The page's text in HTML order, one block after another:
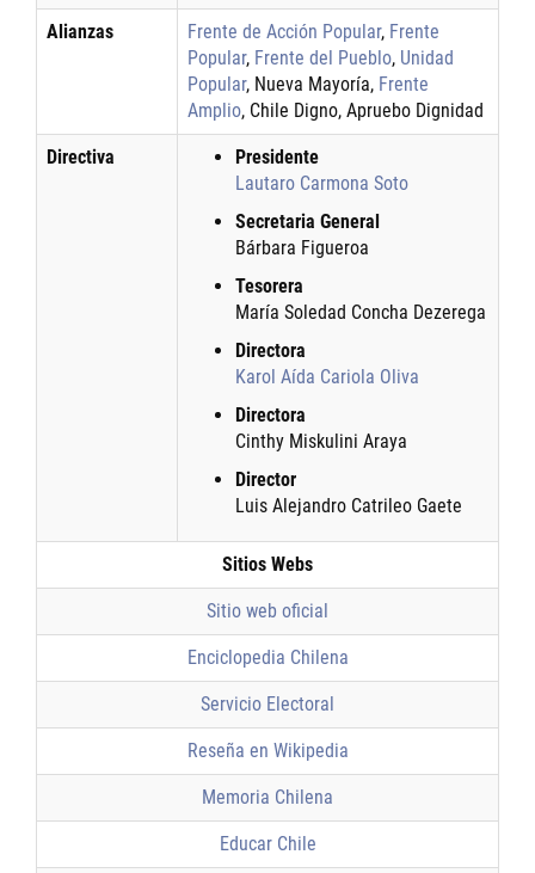
Alianzas Frente de Acción Popular, Frente
Popular, Frente del Pueblo, Unidad
Popular, Nueva Mayoría, Frente
Amplio, Chile Digno, Apruebo Dignidad
Directiva
Presidente
Lautaro Carmona Soto
Secretaria General
Bárbara Figueroa
Tesorera
María Soledad Concha Dezerega
Directora
Karol Aída Cariola Oliva
Directora
Cinthy Miskulini Araya
Director
Luis Alejandro Catrileo Gaete
Sitios Webs
Sitio web oficial
Enciclopedia Chilena
Servicio Electoral
Reseña en Wikipedia
Memoria Chilena
Educar Chile